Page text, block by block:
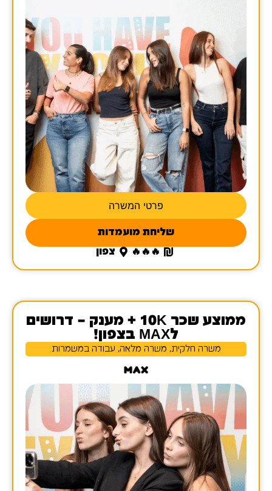
פרטי המשרה
שליחת מועמדות
🔥🔥🔥
צפון
ממוצע שכר 10K + מענק – דרושים
לMAX בצפון!
משרה חלקית, משרה מלאה, עבודה במשמרות